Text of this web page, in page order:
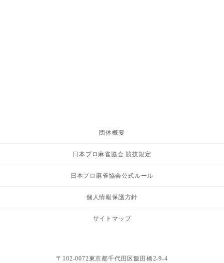
団体概要
日本プロ麻雀協会 競技規定
日本プロ麻雀協会公式ルール
個人情報保護方針
サイトマップ
〒102-0072東京都千代田区飯田橋2-9-4